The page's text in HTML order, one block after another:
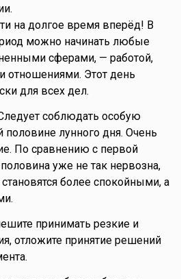
на долгое время вперёд! В
можно начинать любые
сферами, — работой,
Этот день
для всех дел.
соблюдать особую
половине лунного дня. Очень
По сравнению с первой
уже не так нервозна,
более спокойными, а
принимать резкие и
отложите принятие решений